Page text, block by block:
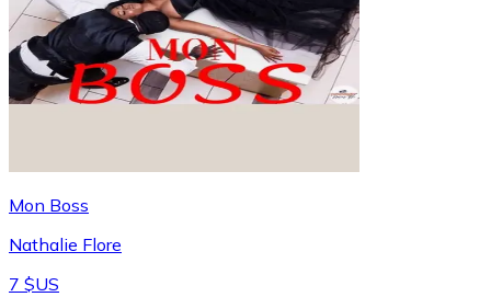
Mon Boss
Nathalie Flore
7 $US